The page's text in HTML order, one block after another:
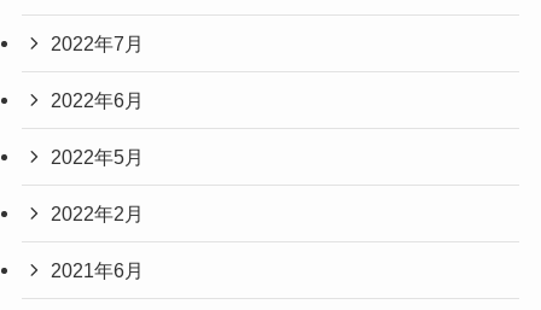
2022年7月
2022年6月
2022年5月
2022年2月
2021年6月